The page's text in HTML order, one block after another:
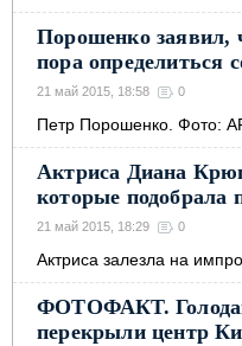
Порошенко заявил,
пора определиться
21 май 2015, 18:58 0
Петр Порошенко. Фото:
Актриса Диана
которые подобрала
21 май 2015, 18:29 0
Актриса залезла на
ФОТОФАКТ.
перекрыли центр